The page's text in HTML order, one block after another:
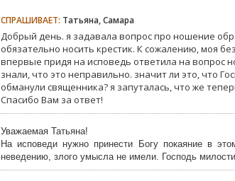
СПРАШИВАЕТ: Татьяна, Самара
Добрый день. я задавала вопрос про ношение
обязательно носить крестик. К сожалению, моя
впервые придя на исповедь ответила на вопрос
знали, что это неправильно. значит ли это, что
обманули священника? я запуталась, что же
Спасибо Вам за ответ!
Уважаемая Татьяна!
На исповеди нужно принести Богу покаяние в
неведению, злого умысла не имели. Господь